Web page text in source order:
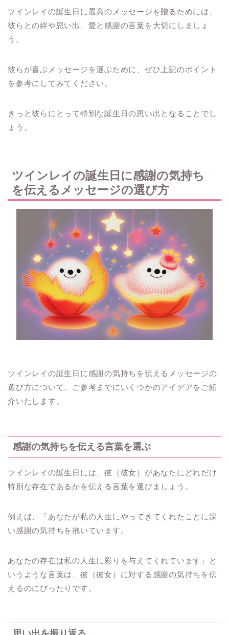
ツインレイの誕生日に最高のメッセージを贈るためには、
彼らとの絆や思い出、愛と感謝の言葉を大切にしましょ
う。
彼らが喜ぶメッセージを選ぶために、ぜひ上記のポイント
を参考にしてみてください。
きっと彼らにとって特別な誕生日の思い出となることでし
ょう。
ツインレイの誕生日に感謝の気持ち
を伝えるメッセージの選び方
ツインレイの誕生日に感謝の気持ちを伝えるメッセージの
選び方について、ご参考までにいくつかのアイデアをご紹
介いたします。
感謝の気持ちを伝える言葉を選ぶ
ツインレイの誕生日には、彼（彼女）があなたにどれだけ
特別な存在であるかを伝える言葉を選びましょう。
例えば、「あなたが私の人生にやってきてくれたことに深
い感謝の気持ちを抱いています。
あなたの存在は私の人生に彩りを与えてくれています」と
いうような言葉は、彼（彼女）に対する感謝の気持ちを伝
えるのにぴったりです。